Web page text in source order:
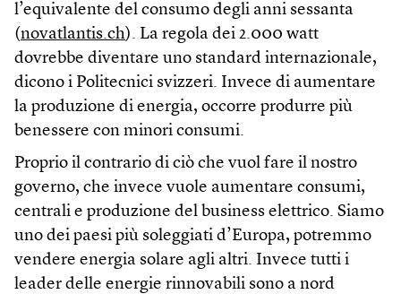
l’equivalente del consumo degli anni sessanta
(novatlantis.ch). La regola dei 2.000 watt
dovrebbe diventare uno standard internazionale,
dicono i Politecnici svizzeri. Invece di aumentare
la produzione di energia, occorre produrre più
benessere con minori consumi.
Proprio il contrario di ciò che vuol fare il nostro
governo, che invece vuole aumentare consumi,
centrali e produzione del business elettrico. Siamo
uno dei paesi più soleggiati d’Europa, potremmo
vendere energia solare agli altri. Invece tutti i
leader delle energie rinnovabili sono a nord